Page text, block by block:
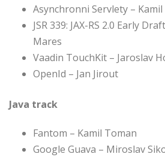
Asynchronni Servlety – Kamil
JSR 339: JAX-RS 2.0 Early
Mares
Vaadin TouchKit – Jaroslav
OpenId – Jan Jirout
Java track
Fantom – Kamil Toman
Google Guava – Miroslav